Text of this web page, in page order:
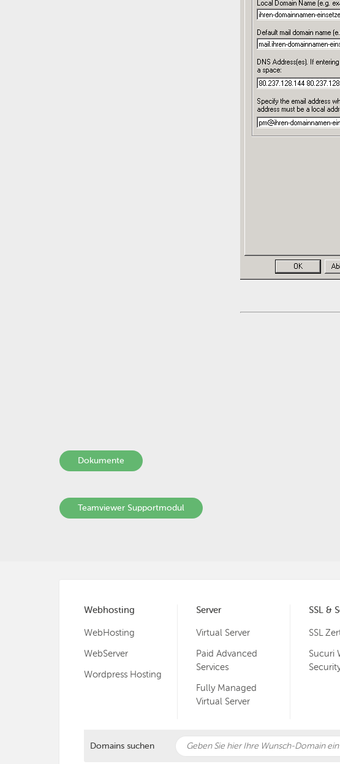
Dokumente
Teamviewer Supportmodul
Webhosting
WebHosting
WebServer
Wordpress Hosting
Server
Virtual Server
Paid Advanced
Services
Fully Managed
Virtual Server
SSL &
SSL
Sucuri
Domains suchen